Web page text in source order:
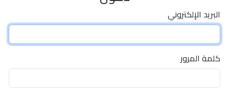
البريد الإلكتروني
كلمة المرور